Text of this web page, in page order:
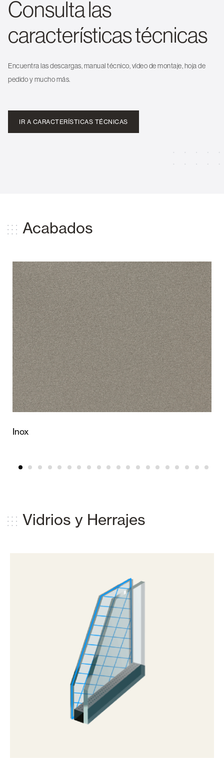
Consulta las
características técnicas
Encuentra las descargas, manual técnico, vídeo de montaje, hoja de
pedido y mucho más.
IR A CARACTERÍSTICAS TÉCNICAS
Acabados
Inox
Vidrios y Herrajes